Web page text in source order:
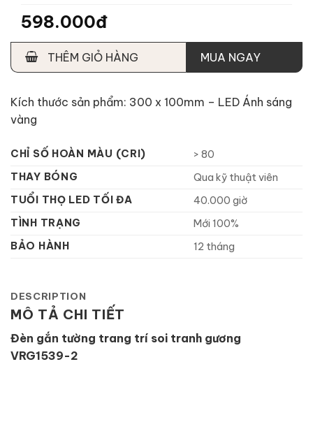
598.000đ
THÊM GIỎ HÀNG MUA NGAY
Kích thước sản phẩm: 300 x 100mm – LED Ánh sáng
vàng
CHỈ SỐ HOÀN MÀU (CRI)
> 80
THAY BÓNG
Qua kỹ thuật viên
TUỔI THỌ LED TỐI ĐA
40.000 giờ
TÌNH TRẠNG
Mới 100%
BẢO HÀNH
12 tháng
DESCRIPTION
MÔ TẢ CHI TIẾT
Đèn gắn tường trang trí soi tranh gương
VRG1539-2